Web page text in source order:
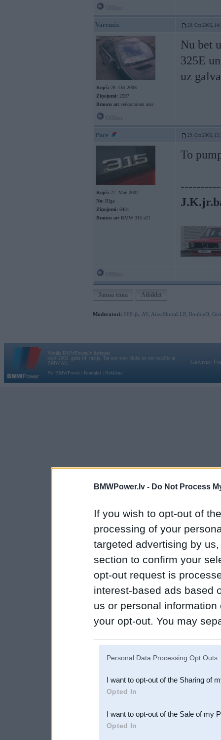
BMWPower.lv - Do Not Process
If you wish to opt-out of
processing of your
targeted advertising by
section to confirm your
opt-out request is
interest-based ads based
us or personal
your opt-out. You may
Downstream Participants
third parties.
Personal Data Processing Opt Outs
I want to opt-out of the Sharing of
Opted In
I want to opt-out of the Sale of my
Opted In
Varemix 29. Oct 2006,
Kopš: 28. Oct 2006
Ziņojumi: 2597
Braucu ar: serkociniem acis
Nu bet
325E
uz
Puce 29. Oct 2006,
Kopš: 27. May 2002
No: Rīga
Ziņojumi: 6431
Braucu ar: BMW 315 e21
To
Jauna tēma Atbildēt
Moderatori: 968-jk AV AiwaShuraLLP, DoubleD
Vortāls BMWPower.lv darbojas
kopš 2002. gada 14. maija. Tas nav auto klubs un nav saistīts ar
BMW AG.
Par BMWPower
Kontakti Reklāma
Galvena